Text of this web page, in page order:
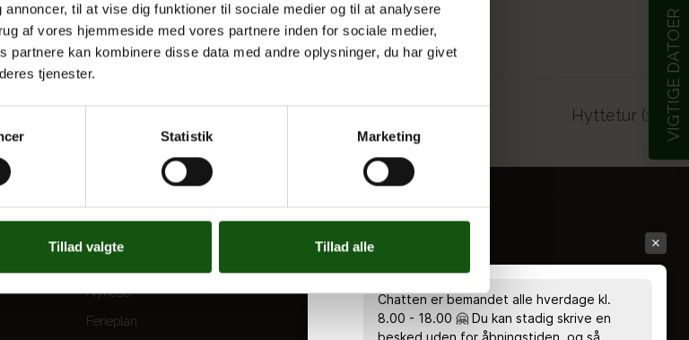
til at vise dig funktioner til sociale medier og til at analysere
af vores hjemmeside med vores partnere inden for sociale medier,
partnere kan kombinere disse data med andre oplysninger, du har givet
tjenester.
Statistik Marketing
Tillad valgte Tillad alle
VIGTIGE DATOER
Hyttetur (1g)
Nyheder
Ferieplan
Chatten er bemandet alle hverdage kl.
8.00 - 18.00 🤗 Du kan stadig skrive en
besked uden for åbningstiden, og så